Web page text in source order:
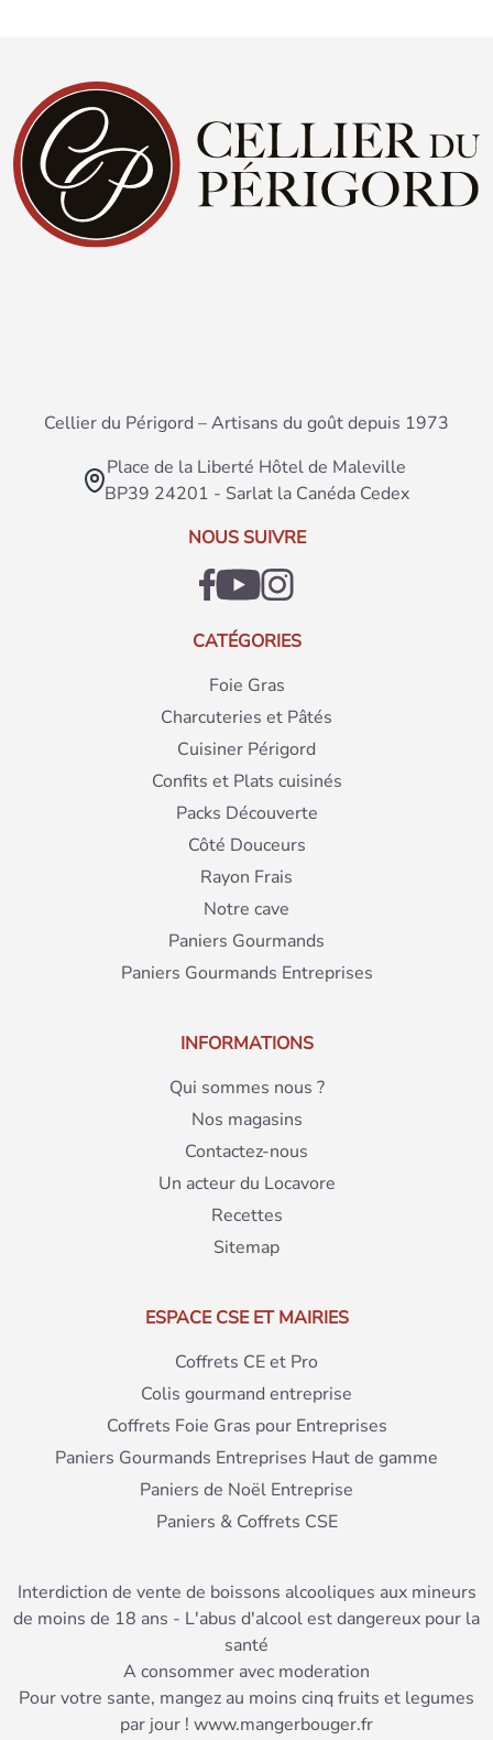
Cellier du Périgord – Artisans du goût depuis 1973
Place de la Liberté Hôtel de Maleville
BP39 24201 - Sarlat la Canéda Cedex
NOUS SUIVRE
CATÉGORIES
Foie Gras
Charcuteries et Pâtés
Cuisiner Périgord
Confits et Plats cuisinés
Packs Découverte
Côté Douceurs
Rayon Frais
Notre cave
Paniers Gourmands
Paniers Gourmands Entreprises
INFORMATIONS
Qui sommes nous ?
Nos magasins
Contactez-nous
Un acteur du Locavore
Recettes
Sitemap
ESPACE CSE ET MAIRIES
Coffrets CE et Pro
Colis gourmand entreprise
Coffrets Foie Gras pour Entreprises
Paniers Gourmands Entreprises Haut de gamme
Paniers de Noël Entreprise
Paniers & Coffrets CSE
Interdiction de vente de boissons alcooliques aux mineurs
de moins de 18 ans - L'abus d'alcool est dangereux pour la
santé
A consommer avec moderation
Pour votre sante, mangez au moins cinq fruits et legumes
par jour ! www.mangerbouger.fr